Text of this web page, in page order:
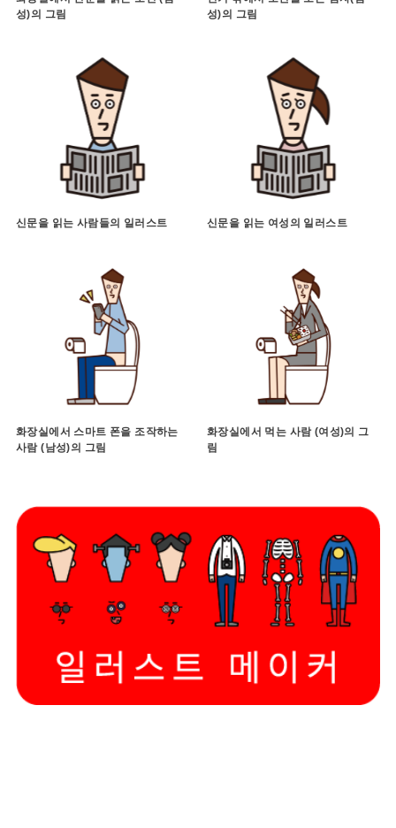
성)의 그림
성)의 그림
신문을 읽는 사람들의 일러스트 신문을 읽는 여성의 일러스트
화장실에서 스마트 폰을 조작하는
사람 (남성)의 그림
화장실에서 먹는 사람 (여성)의 그
림